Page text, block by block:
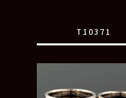
T10371